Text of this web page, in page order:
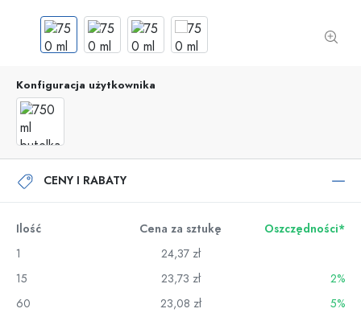
Konfiguracja użytkownika
CENY I RABATY
Ilość Cena za sztukę
Oszczędności*
1
24,37 zł
15
23,73 zł
2%
60
23,08 zł
5%